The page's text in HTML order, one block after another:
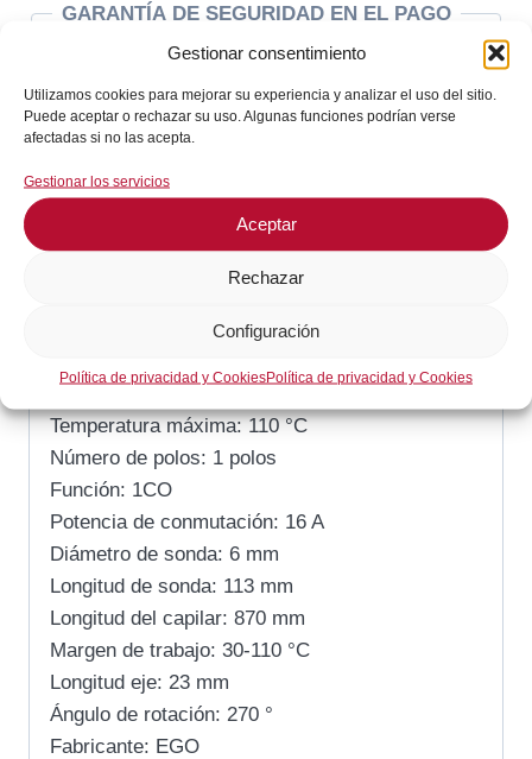
Gestionar consentimiento
Utilizamos cookies para mejorar su experiencia y analizar el uso del sitio.
Puede aceptar o rechazar su uso. Algunas funciones podrían verse
afectadas si no las acepta.
Gestionar los servicios
Aceptar
Rechazar
Configuración
Política de privacidad y CookiesPolítica de privacidad y Cookies
GARANTÍA DE SEGURIDAD EN EL PAGO
SKU:5513222010
Descripción
Temperatura máxima: 110 °C
Número de polos: 1 polos
Función: 1CO
Potencia de conmutación: 16 A
Diámetro de sonda: 6 mm
Longitud de sonda: 113 mm
Longitud del capilar: 870 mm
Margen de trabajo: 30-110 °C
Longitud eje: 23 mm
Ángulo de rotación: 270 °
Fabricante: EGO